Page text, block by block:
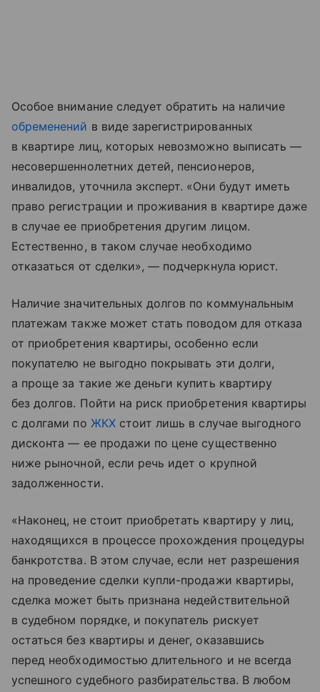
Особое внимание следует обратить на наличие
обременений в виде зарегистрированных
в квартире лиц, которых невозможно выписать —
несовершеннолетних детей, пенсионеров,
инвалидов, уточнила эксперт. «Они будут иметь
право регистрации и проживания в квартире даже
в случае ее приобретения другим лицом.
Естественно, в таком случае необходимо
отказаться от сделки», — подчеркнула юрист.
Наличие значительных долгов по коммунальным
платежам также может стать поводом для отказа
от приобретения квартиры, особенно если
покупателю не выгодно покрывать эти долги,
а проще за такие же деньги купить квартиру
без долгов. Пойти на риск приобретения квартиры
с долгами по ЖКХстоит лишь в случае выгодного
дисконта — ее продажи по цене существенно
ниже рыночной, если речь идет о крупной
задолженности.
«Наконец, не стоит приобретать квартиру у лиц,
находящихся в процессе прохождения процедуры
банкротства. В этом случае, если нет разрешения
на проведение сделки купли-продажи квартиры,
сделка может быть признана недействительной
в судебном порядке, и покупатель рискует
остаться без квартиры и денег, оказавшись
перед необходимостью длительного и не всегда
успешного судебного разбирательства. В любом